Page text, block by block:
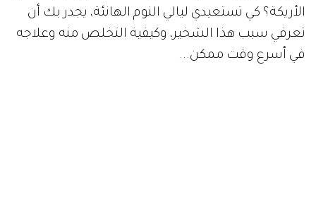
الأريكة؟ كي تستعيدي ليالي النوم الهانئة، يجدر بك أن
تعرفي سبب هذا الشخير، وكيفية التخلص منه وعلاجه
في أسرع وقت ممكن...